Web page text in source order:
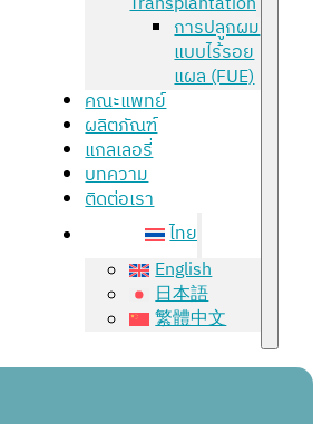
การปลูกผม
แบบไร้รอย
แผล (FUE)
คณะแพทย์
ผลิตภัณฑ์
แกลเลอรี่
บทความ
ติดต่อเรา
ไทย
English
日本語
繁體中文